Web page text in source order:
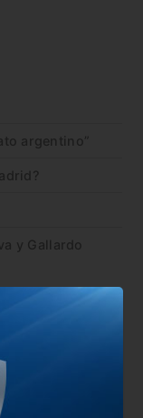
argentino”
y Gallardo